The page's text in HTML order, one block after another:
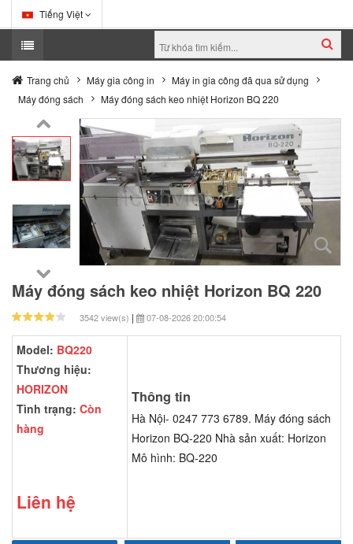
Tiếng Việt
Trang chủ Máy gia công in
Máy in gia công đã qua sử dụng
Máy đóng sách
Máy đóng sách keo nhiệt Horizon BQ 220
Máy đóng sách keo nhiệt Horizon BQ 220
3542 view(s) | 07-08-2026 20:00:54
Model: BQ220
Thương hiệu:
HORIZON
Tình trạng: Còn
hàng
Liên hệ
Thông tin
Hà Nội- 0247 773 6789. Máy đóng sách
Horizon BQ-220 Nhà sản xuất: Horizon
Mô hình: BQ-220